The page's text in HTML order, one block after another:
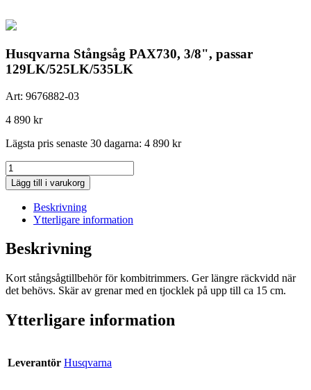
Husqvarna Stångsåg PAX730, 3/8", passar
129LK/525LK/535LK
Art: 9676882-03
4 890 kr
Lägsta pris senaste 30 dagarna: 4 890 kr
Husqvarna
Stångsåg
PAX730,
3/8",
passar
129LK/525LK/535LK
mängd
Lägg till i varukorg
Beskrivning
Ytterligare information
Beskrivning
Kort stångsågtillbehör för kombitrimmers. Ger längre räckvidd när
det behövs. Skär av grenar med en tjocklek på upp till ca 15 cm.
Ytterligare information
Leverantör Husqvarna